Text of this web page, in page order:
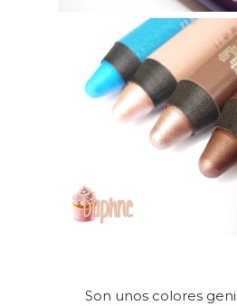
Son unos colores